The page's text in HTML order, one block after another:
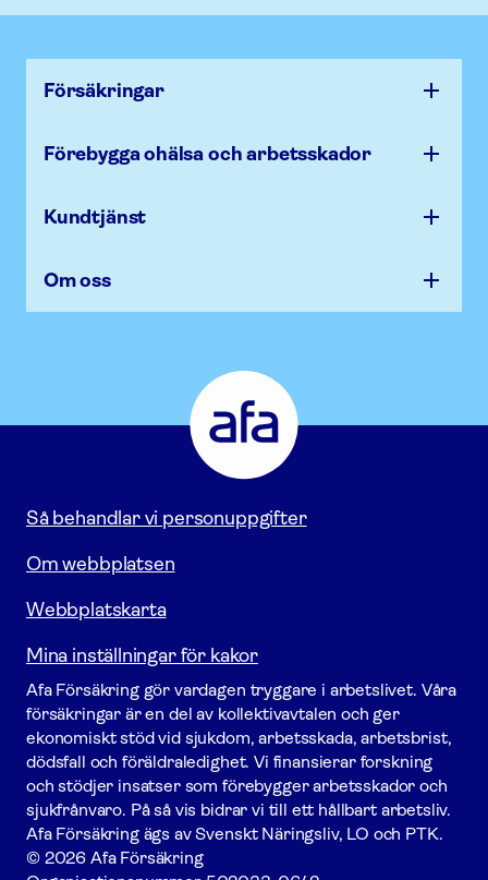
Försäk­ringar
Förebygga ohälsa och arbets­skador
Kundtjänst
Om oss
Försäkring
Gå
till
startsidan
Så behandlar vi personuppgifter
Om webbplatsen
Webbplatskarta
Mina inställningar för kakor
Afa För­säkring gör vardagen tryggare i arbetslivet. Våra
försäk­ringar är en del av kollektivavtalen och ger
ekonomiskt stöd vid sjukdom, arbetsskada, arbetsbrist,
dödsfall och föräldraledighet. Vi finansierar forskning
och stödjer insatser som förebygger arbets­skador och
sjukfrånvaro. På så vis bidrar vi till ett hållbart arbetsliv.
Afa För­säkring ägs av Svenskt Näringsliv, LO och PTK.
© 2026 Afa Försäkring